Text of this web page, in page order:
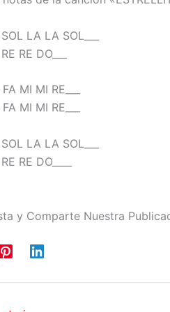
LA LA SOL___
RE DO___
MI MI RE___
MI MI RE___
LA LA SOL___
RE DO____
y Comparte Nuestra